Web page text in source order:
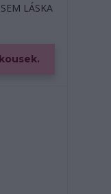
LÁSKA